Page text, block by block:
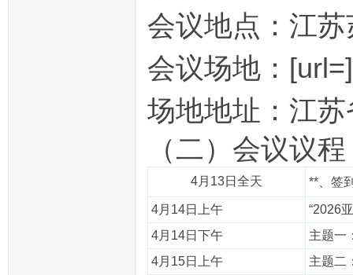
会议地点：江
会议场地：
场地地址：江
（二）会议议
4月13日全天 **、签
4月14日上午
“2026
4月14日下午
主题一
4月15日上午
主题二